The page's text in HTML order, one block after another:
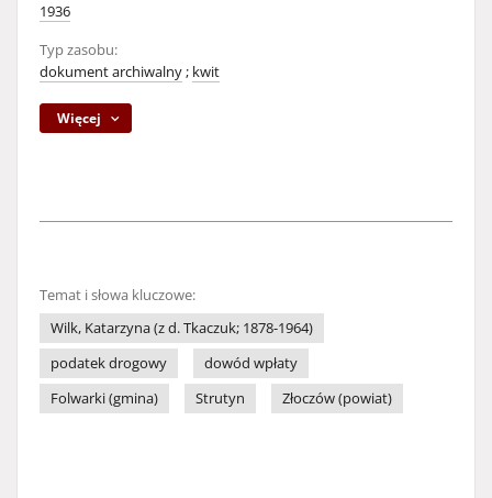
1936
Typ zasobu:
dokument archiwalny; kwit
Więcej
Temat i słowa kluczowe:
Wilk, Katarzyna (z d. Tkaczuk; 1878-1964)
podatek drogowy
dowód wpłaty
Folwarki (gmina)
Strutyn Złoczów (powiat)